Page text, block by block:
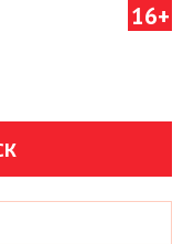
16+